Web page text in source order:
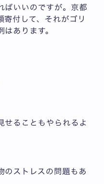
ばいいのですが。京都
寄付して、それがゴリ
あります。
せることもやられるよ
のストレスの問題もあ